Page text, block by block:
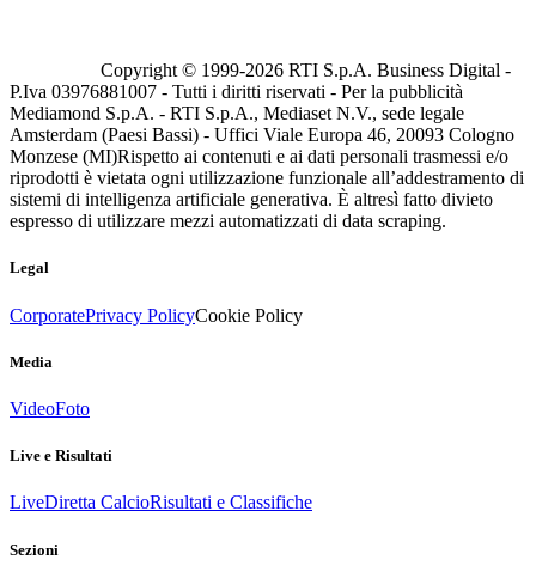
Copyright © 1999-2026 RTI S.p.A. Business Digital -
P.Iva 03976881007 - Tutti i diritti riservati - Per la pubblicità
Mediamond S.p.A. - RTI S.p.A., Mediaset N.V., sede legale
Amsterdam (Paesi Bassi) - Uffici Viale Europa 46, 20093 Cologno
Monzese (MI)Rispetto ai contenuti e ai dati personali trasmessi e/o
riprodotti è vietata ogni utilizzazione funzionale all’addestramento di
sistemi di intelligenza artificiale generativa. È altresì fatto divieto
espresso di utilizzare mezzi automatizzati di data scraping.
Legal
CorporatePrivacy PolicyCookie Policy
Media
VideoFoto
Live e Risultati
LiveDiretta CalcioRisultati e Classifiche
Sezioni